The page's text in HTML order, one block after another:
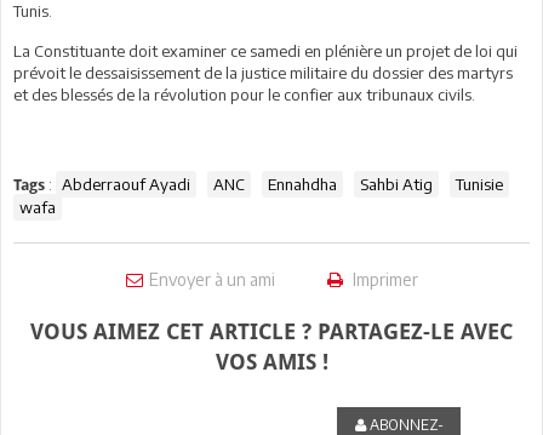
Tunis.
La Constituante doit examiner ce samedi en plénière un projet de loi qui
prévoit le dessaisissement de la justice militaire du dossier des martyrs
et des blessés de la révolution pour le confier aux tribunaux civils.
Tags : Abderraouf Ayadi ANC Ennahdha Sahbi Atig
Tunisie
wafa
Envoyer à un ami Imprimer
VOUS AIMEZ CET ARTICLE ? PARTAGEZ-LE AVEC
VOS AMIS !
ABONNEZ-